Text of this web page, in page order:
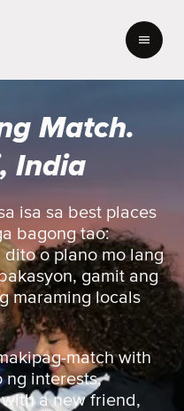
Match.
India
isa sa best places
bagong tao:
o plano mo lang
gamit ang
maraming locals
match with
ng interests,
a new friend,